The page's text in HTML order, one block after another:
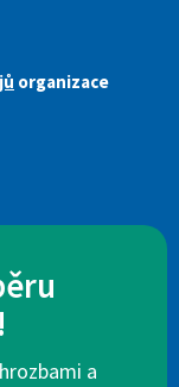
organizace
a